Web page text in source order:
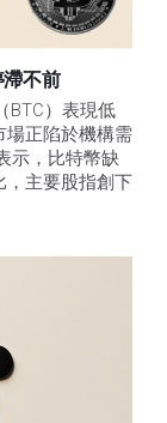
不前
BTC）表現低
場正陷於機構需
示，比特幣缺
，主要股指創下